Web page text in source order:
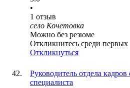
•
1 отзыв
село Кочетовка
Можно без резюме
Откликнитесь среди первых
Откликнуться
Руководитель отдела
специалиста